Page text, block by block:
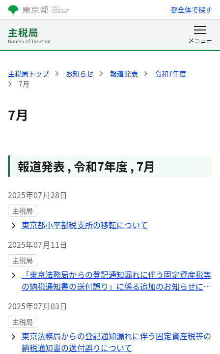
都全体で探す
主税局トップ お知らせ 報道発表
令和7年度
7月
7月
報道発表 ,令和7年度 , 7月
2025年07月28日
主税局
東京都小平都税支所の移転について
2025年07月11日
主税局
「東京法務局からの登記通知漏れに伴う固定資産税等
の納税通知書の送付誤り」に係る追加のお知らせにつ
2025年07月03日
主税局
東京法務局からの登記通知漏れに伴う固定資産税等の
納税通知書の送付誤りについて